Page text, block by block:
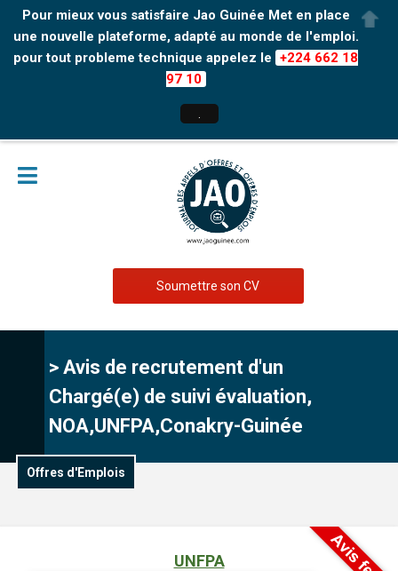
Pour mieux vous satisfaire Jao Guinée Met en place
une nouvelle plateforme, adapté au monde de l'emploi.
pour tout probleme technique appelez le +224 662 18
97 10
Soumettre son CV
> Avis de recrutement d'un
Chargé(e) de suivi évaluation,
NOA,UNFPA,Conakry-Guinée
Offres d'Emplois
UNFPA